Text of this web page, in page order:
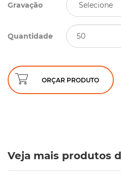
Gravação
Quantidade
ORÇAR PRODUTO
Veja mais produtos